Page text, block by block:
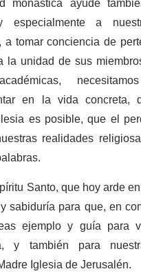
especialmente a
a tomar conciencia de
la unidad de sus
en la vida
es posible, que el
realidades
Santo, que hoy arde
sabiduría para que, en
ejemplo y guía para
y también para
Iglesia de Jerusalén.